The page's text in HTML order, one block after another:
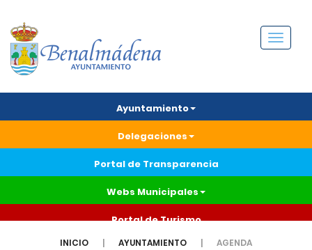
Menú
Ayuntamiento
Delegaciones
Portal de Transparencia
Webs Municipales
Portal de Turismo
INICIO AYUNTAMIENTO AGENDA